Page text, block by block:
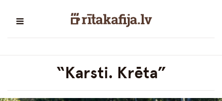
“Karsti. Krēta”